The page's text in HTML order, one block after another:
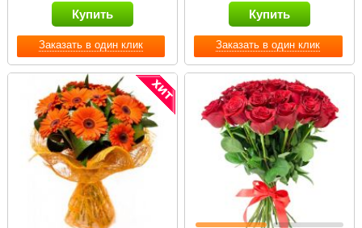
Заказать в один клик
Купить
Заказать в один клик
Купить